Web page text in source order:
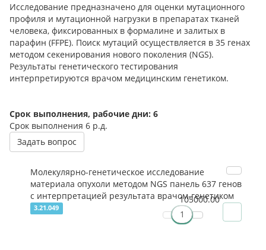
Исследование предназначено для оценки мутационного
профиля и мутационной нагрузки в препаратах тканей
человека, фиксированных в формалине и залитых в
парафин (FFPE). Поиск мутаций осуществляется в 35 генах
методом секенирования нового поколения (NGS).
Результаты генетического тестирования
интерпретируются врачом медицинским генетиком.
Срок выполнения, рабочие дни: 6
Срок выполнения 6 р.д.
Задать вопрос
Молекулярно-генетическое исследование
материала опухоли методом NGS панель 637 генов
с интерпретацией результата врачом-генетиком
3.21.049
105000.00